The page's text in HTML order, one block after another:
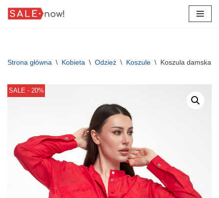
Strona główna \ Kobieta \ Odzież \ Koszule \ Koszula damska z
SALE - 20%